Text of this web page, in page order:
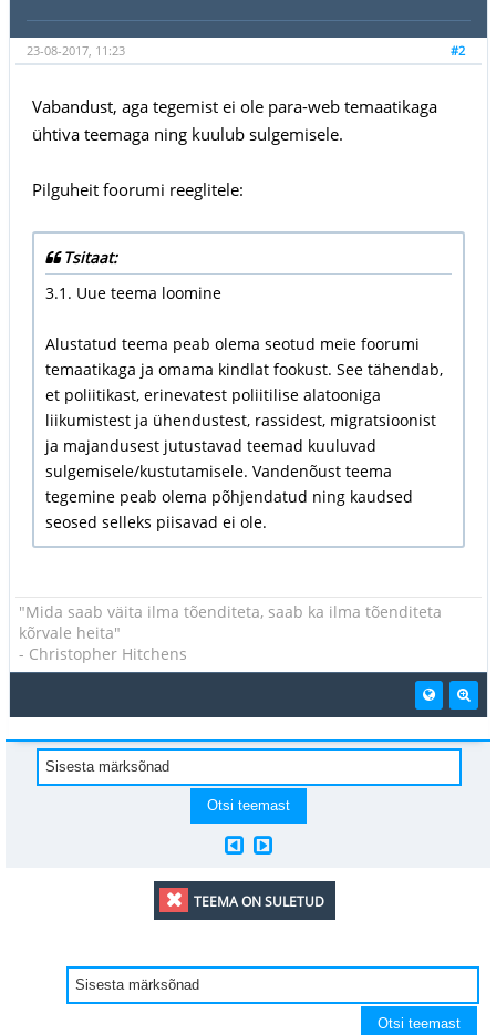
#2
23-08-2017, 11:23
Vabandust, aga tegemist ei ole para-web temaatikaga
ühtiva teemaga ning kuulub sulgemisele.
Pilguheit foorumi reeglitele:
Tsitaat:
3.1. Uue teema loomine
Alustatud teema peab olema seotud meie foorumi
temaatikaga ja omama kindlat fookust. See tähendab,
et poliitikast, erinevatest poliitilise alatooniga
liikumistest ja ühendustest, rassidest, migratsioonist
ja majandusest jutustavad teemad kuuluvad
sulgemisele/kustutamisele. Vandenõust teema
tegemine peab olema põhjendatud ning kaudsed
seosed selleks piisavad ei ole.
"Mida saab väita ilma tõenditeta, saab ka ilma tõenditeta
kõrvale heita"
- Christopher Hitchens
TEEMA ON SULETUD